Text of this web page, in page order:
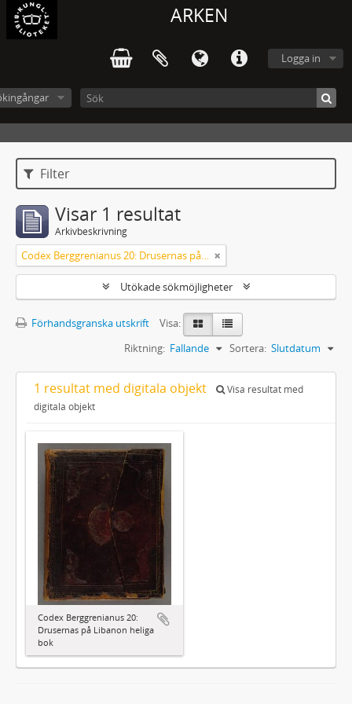
ARKEN
Logga in
Filter
Visar 1 resultat
Arkivbeskrivning
Codex Berggrenianus 20: Drusernas på Libanon heliga bok
Utökade sökmöjligheter
Förhandsgranska utskrift
Visa:
Sortera: Slutdatum
Riktning: Fallande
1 resultat med digitala objekt
Visa resultat med
digitala objekt
Codex Berggrenianus 20:
Drusernas på Libanon heliga
bok